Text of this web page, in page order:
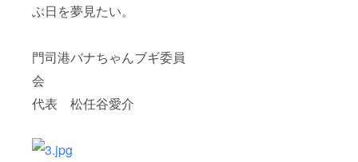
ぶ日を夢見たい。
門司港バナちゃんブギ委員
会
代表 松任谷愛介